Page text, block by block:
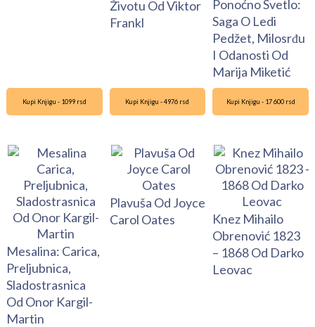
Životu Od Viktor
Frankl
Ponoćno Svetlo:
Saga O Ledi
Pedžet, Milosrđu
I Odanosti Od
Marija Miketić
Kupi Knjigu - 1099 rsd
Mesalina: Carica,
Preljubnica,
Sladostrasnica
Od Onor Kargil-
Martin
Kupi Knjigu - 4976 rsd
Plavuša Od Joyce
Carol Oates
Kupi Knjigu - 17 600 rsd
Knez Mihailo
Obrenović 1823
– 1868 Od Darko
Leovac